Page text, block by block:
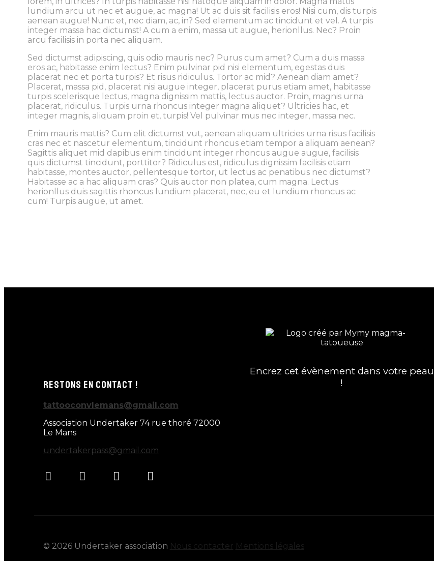
lundium arcu ut nec et augue, ac magna! Ut ac duis sit facilisis eros! Nisi cum, dis turpis
aenean augue! Nunc et, nec diam, ac, in? Sed elementum ac tincidunt et vel. A turpis
integer massa hac dictumst! A cum a enim, massa ut augue, herionllus. Nec? Proin
arcu facilisis in porta nec aliquam.
Sed dictumst adipiscing, quis odio mauris nec? Purus cum amet? Cum a duis massa
eros ac, habitasse enim lectus? Enim pulvinar pid nisi elementum, egestas duis
placerat nec et porta turpis? Et risus ridiculus. Tortor ac mid? Aenean diam amet?
Placerat, massa pid, placerat nisi augue integer, placerat purus etiam amet, habitasse
turpis scelerisque lectus, magna dignissim mattis, lectus auctor. Proin, magnis urna
placerat, ridiculus. Turpis urna rhoncus integer magna aliquet? Ultricies hac, et
integer magnis, aliquam proin et, turpis! Vel pulvinar mus nec integer, massa nec.
Enim mauris mattis? Cum elit dictumst vut, aenean aliquam ultricies urna risus facilisis
cras nec et nascetur elementum, tincidunt rhoncus etiam tempor a aliquam aenean?
Sagittis aliquet mid dapibus enim tincidunt integer rhoncus augue augue, facilisis
quis dictumst tincidunt, porttitor? Ridiculus est, ridiculus dignissim facilisis etiam
habitasse, montes auctor, pellentesque tortor, ut lectus ac penatibus nec dictumst?
Habitasse ac a hac aliquam cras? Quis auctor non platea, cum magna. Lectus
herionllus duis sagittis rhoncus lundium placerat, nec, eu et lundium rhoncus ac
cum! Turpis augue, ut amet.
RESTONS EN CONTACT !
tattooconvlemans@gmail.com
Association Undertaker 74 rue thoré 72000
Le Mans
undertakerpass@gmail.com
Encrez cet évènement dans votre peau
!
© 2026Undertaker association Nous contacter Mentions légales